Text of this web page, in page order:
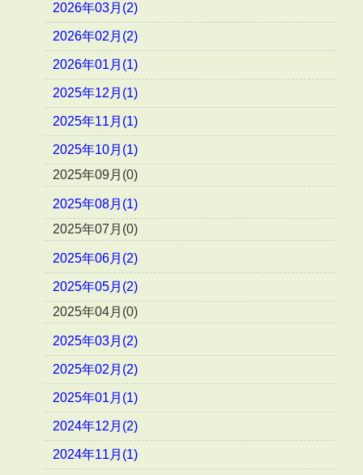
2026年03月(2)
2026年02月(2)
2026年01月(1)
2025年12月(1)
2025年11月(1)
2025年10月(1)
2025年09月(0)
2025年08月(1)
2025年07月(0)
2025年06月(2)
2025年05月(2)
2025年04月(0)
2025年03月(2)
2025年02月(2)
2025年01月(1)
2024年12月(2)
2024年11月(1)